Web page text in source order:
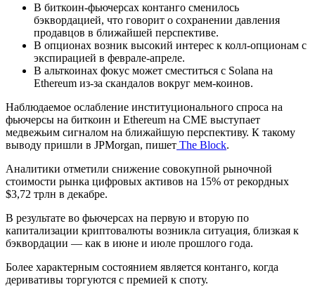
В биткоин-фьючерсах контанго сменилось
бэквордацией, что говорит о сохранении давления
продавцов в ближайшей перспективе.
В опционах возник высокий интерес к колл-опционам с
экспирацией в феврале-апреле.
В альткоинах фокус может сместиться с Solana на
Ethereum из-за скандалов вокруг мем-коинов.
Наблюдаемое ослабление институционального спроса на
фьючерсы на биткоин и Ethereum на CME выступает
медвежьим сигналом на ближайшую перспективу. К такому
выводу пришли в JPMorgan, пишет The Block.
Аналитики отметили снижение совокупной рыночной
стоимости рынка цифровых активов на 15% от рекордных
$3,72 трлн в декабре.
В результате во фьючерсах на первую и вторую по
капитализации криптовалюты возникла ситуация, близкая к
бэквордации — как в июне и июле прошлого года.
Более характерным состоянием является контанго, когда
деривативы торгуются с премией к споту.